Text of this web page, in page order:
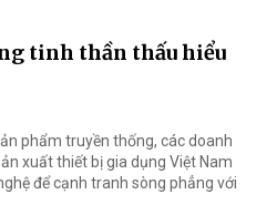
tinh thần thấu hiểu
phẩm truyền thống, các doanh
xuất thiết bị gia dụng Việt Nam
để cạnh tranh sòng phẳng với